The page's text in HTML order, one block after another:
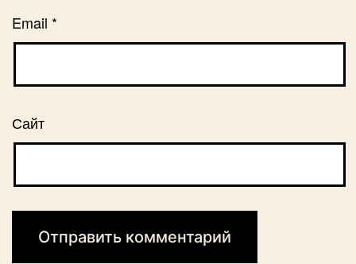
Email *
Сайт